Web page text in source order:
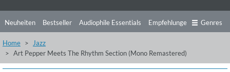
Neuheiten Bestseller Audiophile Essentials Empfehlungen
Hörtipps Top Alben
Videos
Genres
Home
Jazz
Art Pepper Meets The Rhythm Section (Mono Remastered)